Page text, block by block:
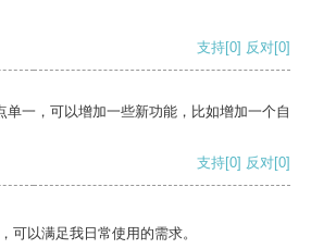
支持[0] 反对[0]
单一，可以增加一些新功能，比如增加一个自
支持[0] 反对[0]
可以满足我日常使用的需求。